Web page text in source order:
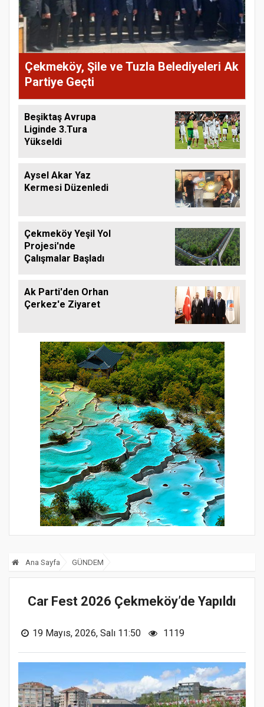
Çekmeköy, Şile ve Tuzla Belediyeleri Ak
Partiye Geçti
Beşiktaş Avrupa
Liginde 3.Tura
Yükseldi
Aysel Akar Yaz
Kermesi Düzenledi
Çekmeköy Yeşil Yol
Projesi'nde
Çalışmalar Başladı
Ak Parti'den Orhan
Çerkez'e Ziyaret
Ana Sayfa GÜNDEM
Car Fest 2026 Çekmeköy’de Yapıldı
19 Mayıs, 2026, Salı 11:50 1119